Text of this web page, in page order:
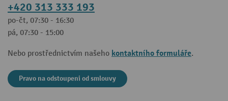
+420 313 333 193
po-čt, 07:30 - 16:30
pá, 07:30 - 15:00
Nebo prostřednictvím našeho kontaktního formuláře.
Pravo na odstoupeni od smlouvy